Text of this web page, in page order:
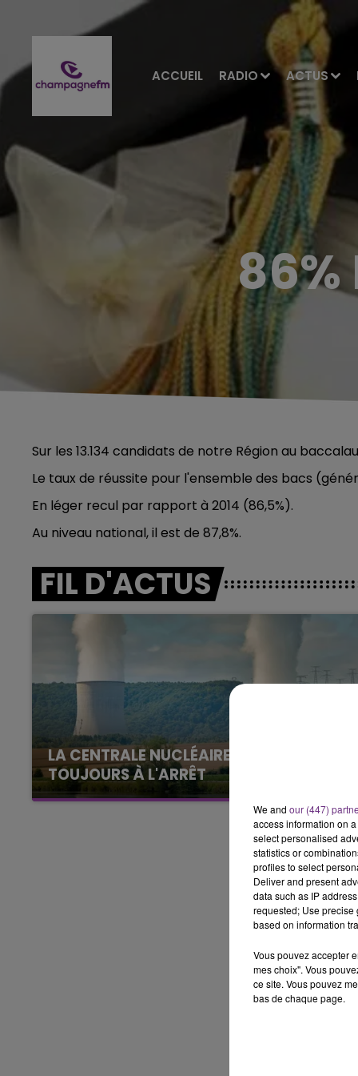
ACCUEIL RADIO ACTUS
5h00 - 6h00
LE BEST OF DE LA FAMILLE
CHAMPAGNE FM
86%
Sur les 13.134 candidats de notre Région au
Le taux de réussite pour l'ensemble des bacs
En léger recul par rapport à 2014 (86,5%).
Au niveau national, il est de 87,8%.
FIL D'ACTUS
LA CENTRALE NUCLÉAIRE DE CHOOZ
TOUJOURS À L'ARRÊT
Cela fait déjà une semaine que la centrale
nucléaire ardennaise est à l'arrêt. Une situation
justifiée par la sécheresse intense qui est
We and our (447)
access information on
select personalised
statistics or
profiles to select
Deliver and present
data such as IP
requested; Use precise
based on information
Vous pouvez accepter
mes choix". Vous
ce site. Vous pouvez
bas de chaque page.